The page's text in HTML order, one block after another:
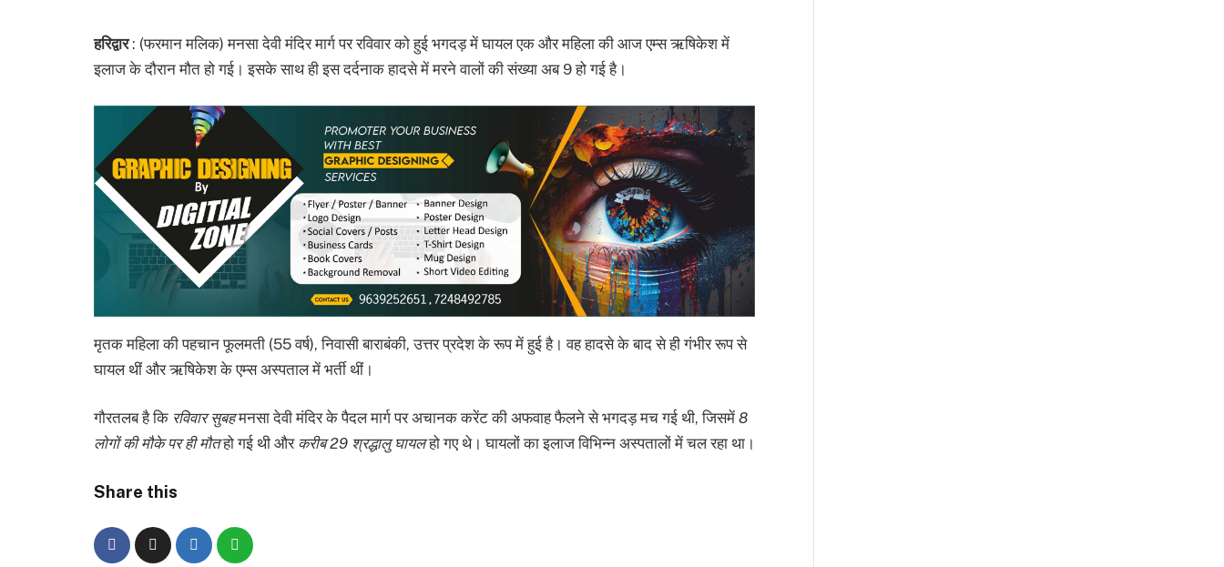
हरिद्वार: (फरमान मलिक) मनसा देवी मंदिर मार्ग पर रविवार को हुई भगदड़ में घायल एक और महिला की आज एम्स ऋषिकेश में
इलाज के दौरान मौत हो गई। इसके साथ ही इस दर्दनाक हादसे में मरने वालों की संख्या अब 9 हो गई है।
मृतक महिला की पहचान फूलमती (55 वर्ष), निवासी बाराबंकी, उत्तर प्रदेश के रूप में हुई है। वह हादसे के बाद से ही गंभीर रूप से
घायल थीं और ऋषिकेश के एम्स अस्पताल में भर्ती थीं।
गौरतलब है कि रविवार सुबहमनसा देवी मंदिर के पैदल मार्ग पर अचानक करेंट की अफवाह फैलने से भगदड़ मच गई थी, जिसमें 8
लोगों की मौके पर ही मौतहो गई थी और करीब 29 श्रद्धालु घायलहो गए थे। घायलों का इलाज विभिन्न अस्पतालों में चल रहा था।
Share this